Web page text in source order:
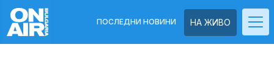
НА ЖИВО
ПОСЛЕДНИ НОВИНИ